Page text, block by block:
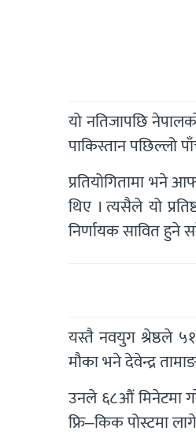
यो नतिजापछि
पाकिस्तान पछिल्लो
प्रतियोगितामा भने
थिए । त्यसैले यो
निर्णायक सावित हुने
यस्तै नवयुग श्रेष्ठले
मौका भने देवेन्द्र
उनले ६८औं मिनेटमा
फ्रि–किक पोस्टमा